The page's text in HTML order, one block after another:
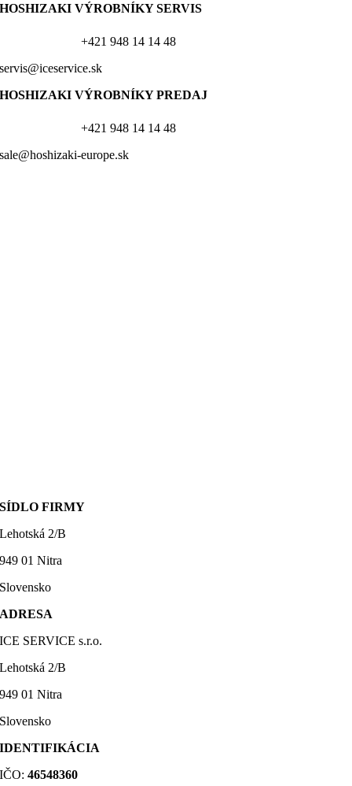
HOSHIZAKI VÝROBNÍKYSERVIS
+421 948 14 14 48
servis@iceservice.sk
HOSHIZAKI VÝROBNÍKY PREDAJ
+421 948 14 14 48
sale@hoshizaki-europe.sk
SÍDLO FIRMY
Lehotská 2/B
949 01 Nitra
Slovensko
ADRESA
ICE SERVICE s.r.o.
Lehotská 2/B
949 01 Nitra
Slovensko
IDENTIFIKÁCIA
IČO:46548360